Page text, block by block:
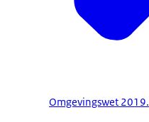
Omgevingswet 2019.